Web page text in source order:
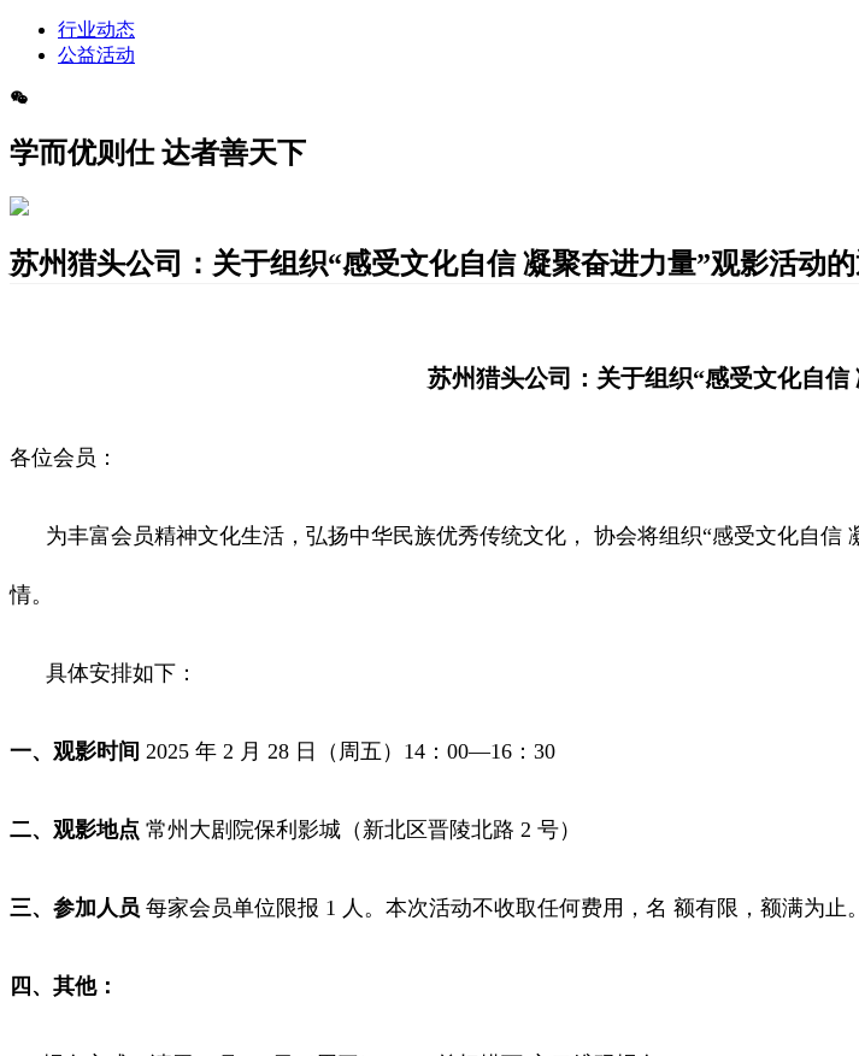
行业动态
公益活动
学而优则仕 达者善天下
苏州猎头公司：关于组织“感受文化自信 凝聚奋进力量”观影活动
苏州猎头公司：关于组织“感受文化自
各位会员：
为丰富会员精神文化生活，弘扬中华民族优秀传统文化， 协会将组织“感受文化自信
情。
具体安排如下：
一、观影时间 2025 年 2 月 28 日（周五）14：00—16：30
二、观影地点 常州大剧院保利影城（新北区晋陵北路 2 号）
三、参加人员 每家会员单位限报 1 人。本次活动不收取任何费用，名 额有限，额满为止
四、其他：